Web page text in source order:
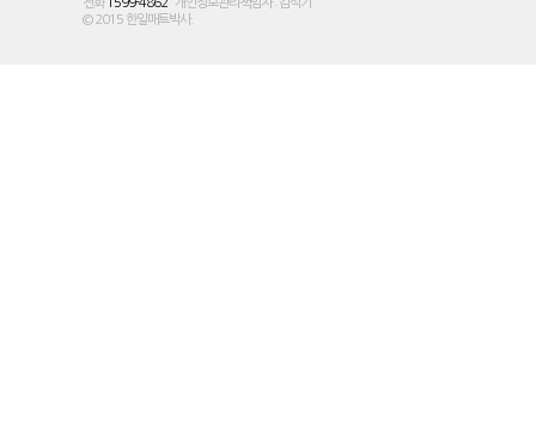
전화1599-4862 개인정보관리책임자 : 김석기
© 2015 한일매트박사.